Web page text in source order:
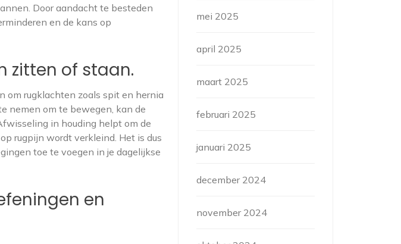
Door aandacht te besteden
en de kans op
zitten of staan.
om rugklachten zoals spit en hernia
nemen om te bewegen, kan de
in houding helpt om de
rugpijn wordt verkleind. Het is dus
toe te voegen in je dagelijkse
en
mei 2025
april 2025
maart 2025
februari 2025
januari 2025
december 2024
november 2024